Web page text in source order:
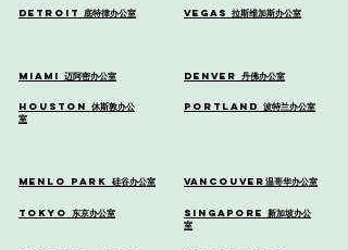
Detroit 底特律办公室
Miami 迈阿密办公室
Houston 休斯敦办公
室
Menlo Park 硅谷办公室
Tokyo 东京办公室
Vegas 拉斯维加斯办公室
Denver 丹佛办公室
Portland 波特兰办公室
Vancouver温哥华办公室
Singapore 新加坡办公
室